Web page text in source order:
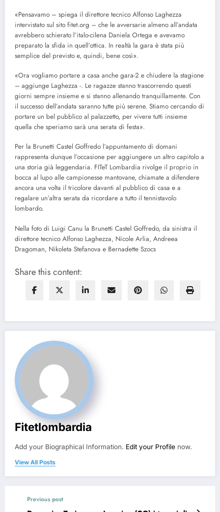
«Pensavamo – spiega il direttore tecnico Alfonso Laghezza
intervistato sul sito fitet.org – che le avversarie almeno all’andata
avrebbero schierato l’italo-cilena Daniela Ortega e avevamo
preparato la sfida in quell’ottica. In realtà la gara è stata più
semplice del previsto e, quindi, bene così».
«Ora vogliamo portare a casa anche gara-2 e chiudere la stagione
– aggiunge Laghezza -. Le ragazze stanno trascorrendo questi
giorni sempre insieme e si stanno allenando tranquillamente. Con
il successo dell’andata saranno tutte più serene. Stiamo cercando di
portare un bel pubblico al palazzetto, per vivere tutti insieme
quella che speriamo sarà una serata di festa».
Per la Brunetti Castel Goffredo l’appuntamento di domani
rappresenta dunque l’occasione per aggiungere un altro capitolo a
una storia già leggendaria. FITeT Lombardia rivolge il proprio in
bocca al lupo alle campionesse mantovane, chiamate a difendere
ancora una volta il tricolore davanti al pubblico di casa e a
regalare un’altra serata da ricordare a tutto il tennistavolo
lombardo.
Nella foto di Luigi Canu la Brunetti Castel Goffredo, da sinistra il
direttore tecnico Alfonso Laghezza, Nicole Arlia, Andreea
Dragoman, Nikoleta Stefanova e Bernadette Szocs
Share this content:
Fitetlombardia
Add your Biographical Information. Edit your Profile now.
View All Posts
Previous post